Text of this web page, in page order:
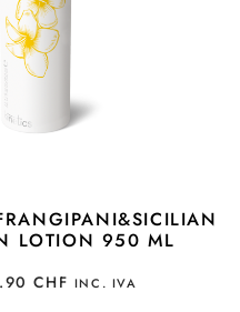
LOTION 950 ML
CHF INC. IVA